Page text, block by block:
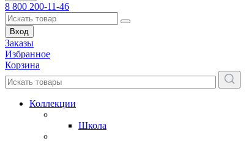
8 800 200-11-46
Вход
Заказы
Избранное
Корзина
Коллекции
Школа